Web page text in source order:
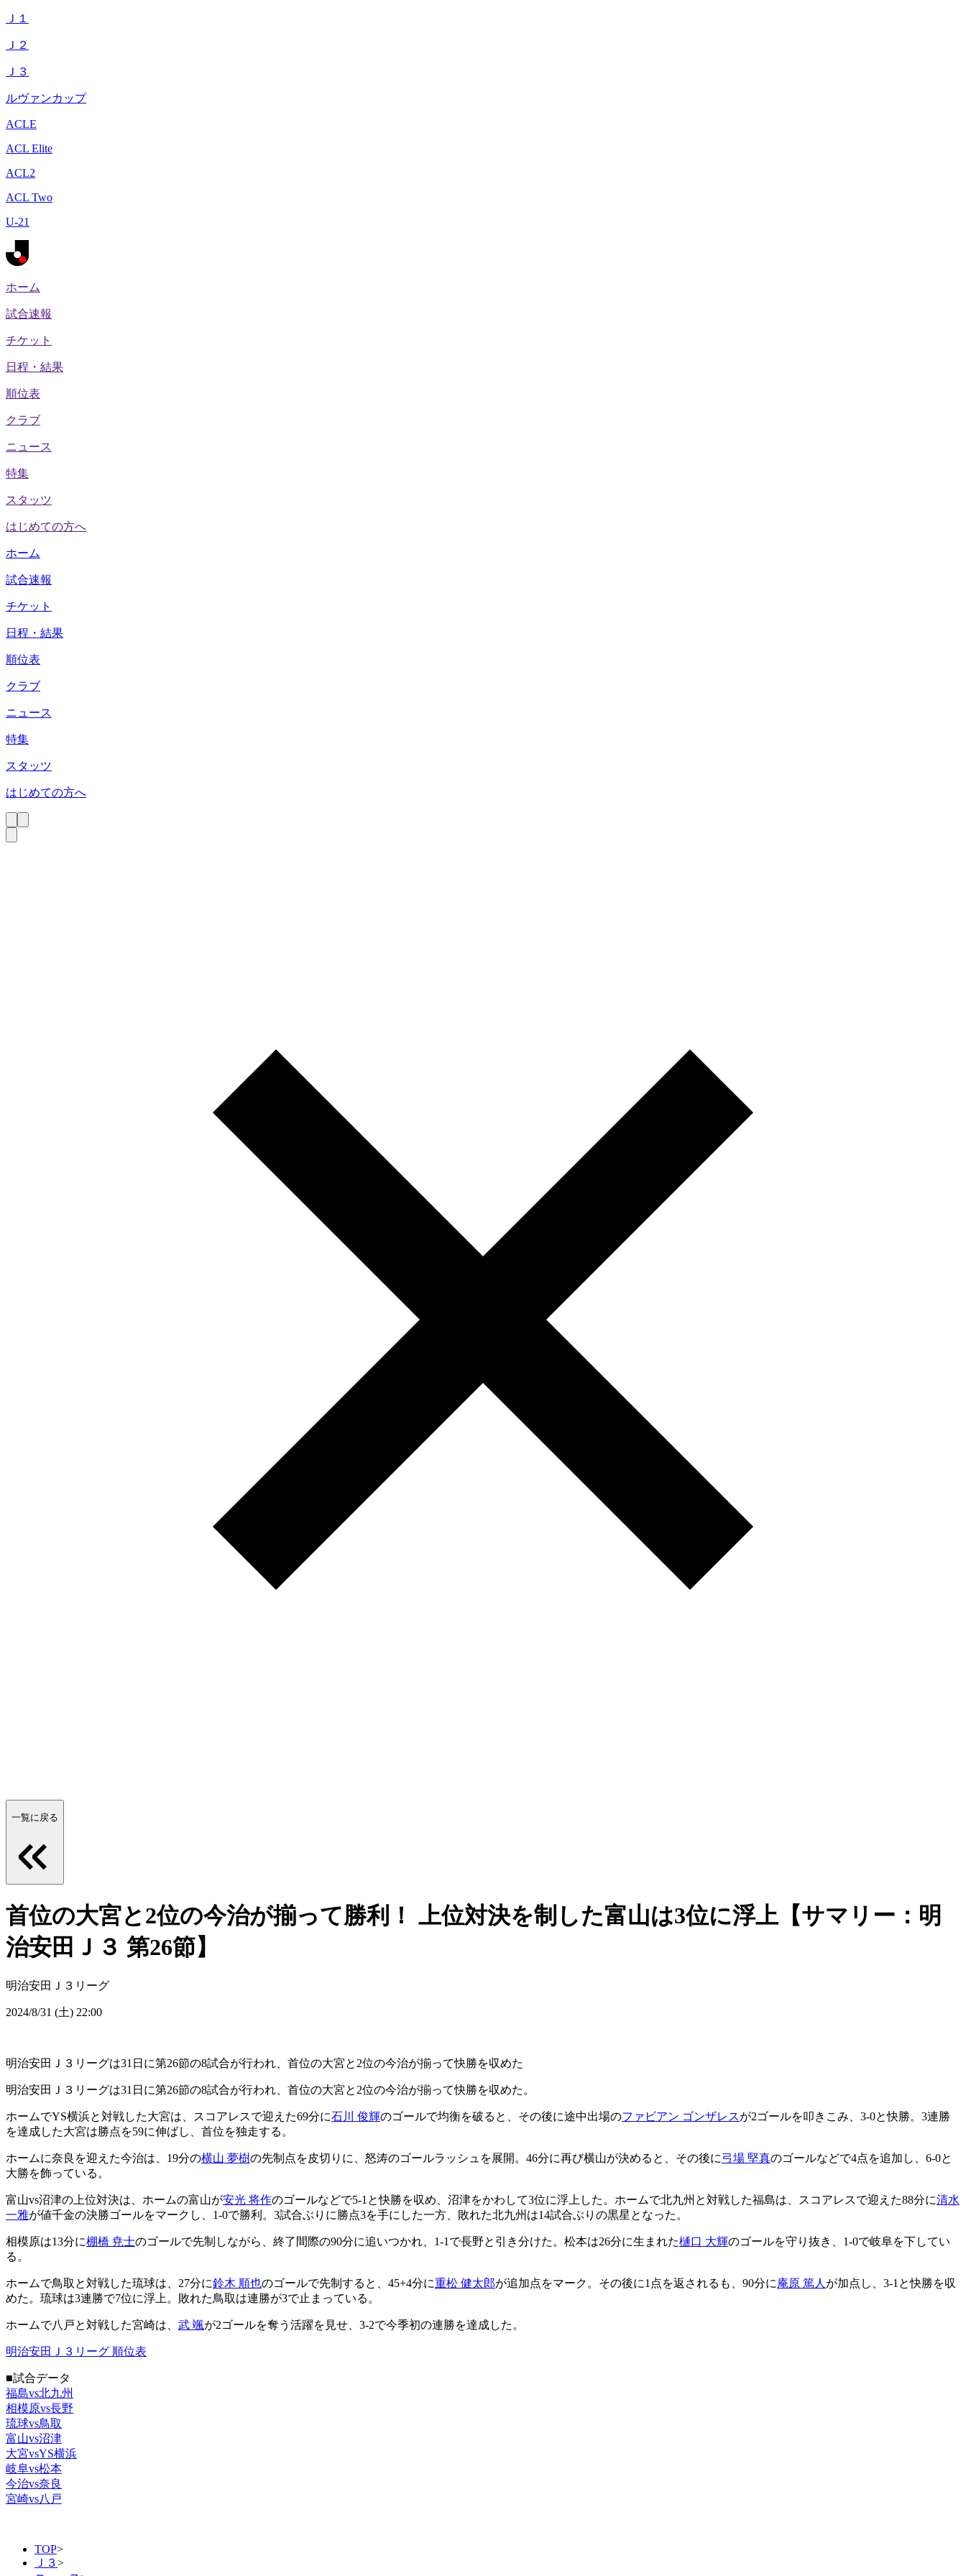
Ｊ１
Ｊ２
Ｊ３
ルヴァンカップ
ACLE
ACL Elite
ACL2
ACL Two
U-21
ホーム
試合速報
チケット
日程・結果
順位表
クラブ
ニュース
特集
スタッツ
はじめての方へ
ホーム
試合速報
チケット
日程・結果
順位表
クラブ
ニュース
特集
スタッツ
はじめての方へ
一覧に戻る
首位の大宮と2位の今治が揃って勝利！ 上位対決を制した富山は3位に浮上【サマリー：明
治安田Ｊ３ 第26節】
明治安田Ｊ３リーグ
2024/8/31 (土) 22:00
明治安田Ｊ３リーグは31日に第26節の8試合が行われ、首位の大宮と2位の今治が揃って快勝を収めた
明治安田Ｊ３リーグは31日に第26節の8試合が行われ、首位の大宮と2位の今治が揃って快勝を収めた。
ホームでYS横浜と対戦した大宮は、スコアレスで迎えた69分に石川 俊輝のゴールで均衡を破ると、その後に途中出場のファビアン ゴンザレスが2ゴールを叩きこみ、3-0と快勝。3連勝
を達成した大宮は勝点を59に伸ばし、首位を独走する。
ホームに奈良を迎えた今治は、19分の横山 夢樹の先制点を皮切りに、怒涛のゴールラッシュを展開。46分に再び横山が決めると、その後に弓場 堅真のゴールなどで4点を追加し、6-0と
大勝を飾っている。
富山vs沼津の上位対決は、ホームの富山が安光 将作のゴールなどで5-1と快勝を収め、沼津をかわして3位に浮上した。ホームで北九州と対戦した福島は、スコアレスで迎えた88分に清水
一雅が値千金の決勝ゴールをマークし、1-0で勝利。3試合ぶりに勝点3を手にした一方、敗れた北九州は14試合ぶりの黒星となった。
相模原は13分に棚橋 尭士のゴールで先制しながら、終了間際の90分に追いつかれ、1-1で長野と引き分けた。松本は26分に生まれた樋口 大輝のゴールを守り抜き、1-0で岐阜を下してい
る。
ホームで鳥取と対戦した琉球は、27分に鈴木 順也のゴールで先制すると、45+4分に重松 健太郎が追加点をマーク。その後に1点を返されるも、90分に 庵原 篤人 が加点し、3-1と快勝を収
めた。琉球は3連勝で7位に浮上。敗れた鳥取は連勝が3で止まっている。
ホームで八戸と対戦した宮崎は、 武 颯が2ゴールを奪う活躍を見せ、3-2で今季初の連勝を達成した。
明治安田Ｊ３リーグ 順位表
■試合データ
福島vs北九州
相模原vs長野
琉球vs鳥取
富山vs沼津
大宮vsYS横浜
岐阜vs松本
今治vs奈良
宮崎vs八戸
TOP>
Ｊ３>